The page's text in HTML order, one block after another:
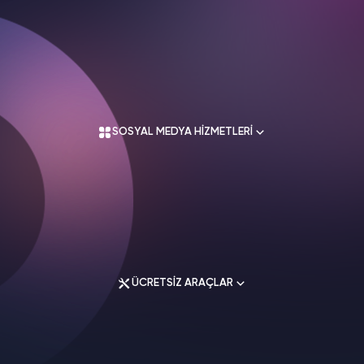
SOSYAL MEDYA HİZMETLERİ
ÜCRETSİZ ARAÇLAR